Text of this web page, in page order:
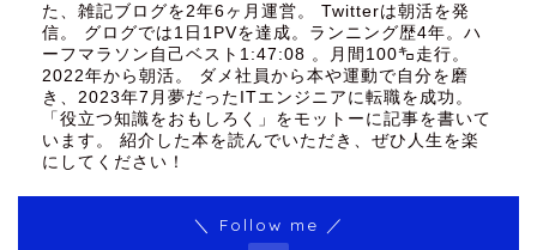
た、雑記ブログを2年6ヶ月運営。 Twitterは朝活を発
信。 グログでは1日1PVを達成。ランニング歴4年。ハ
ーフマラソン自己ベスト1:47:08 。月間100㌔走行。
2022年から朝活。 ダメ社員から本や運動で自分を磨
き、2023年7月夢だったITエンジニアに転職を成功。
「役立つ知識をおもしろく」をモットーに記事を書いて
います。 紹介した本を読んでいただき、ぜひ人生を楽
にしてください！
＼ Follow me ／